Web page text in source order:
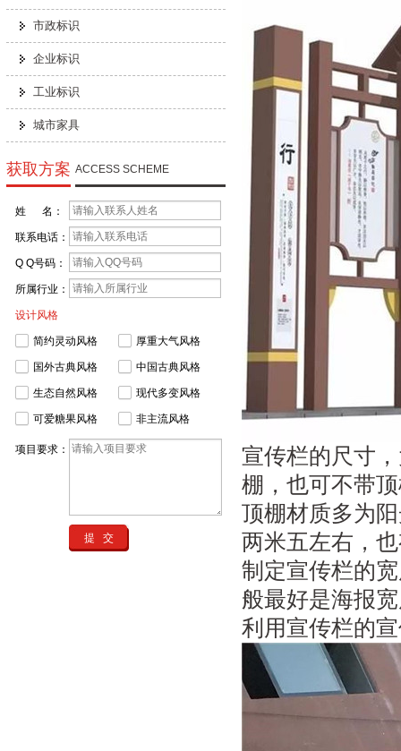
市政标识
企业标识
工业标识
城市家具
获取方案 ACCESS SCHEME
姓 名：
联系电话：
Q Q号码：
所属行业：
设计风格
简约灵动风格 厚重大气风格
国外古典风格 中国古典风格
生态自然风格 现代多变风格
可爱糖果风格 非主流风格
项目要求：
宣传栏的尺寸
棚，也可不带
顶棚材质多为
两米五左右，
制定宣传栏的
般最好是海报
利用宣传栏的